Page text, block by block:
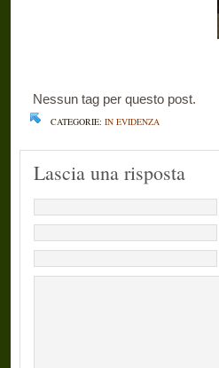
Nessun tag per questo post.
CATEGORIE: IN EVIDENZA
Lascia una risposta